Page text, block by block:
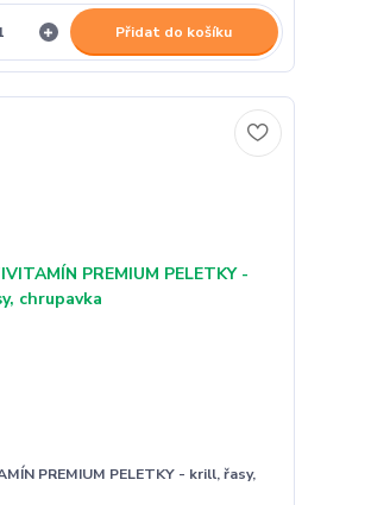
Přidat do košíku
PREMIUM PELETKY - krill, řasy,